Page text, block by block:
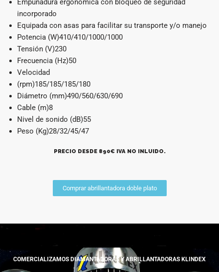
Empuñadura ergonómica con bloqueo de seguridad
incorporado
Equipada con asas para facilitar su transporte y/o manejo
Potencia (W)410/410/1000/1000
Tensión (V)230
Frecuencia (Hz)50
Velocidad
(rpm)185/185/185/180
Diámetro (mm)490/560/630/690
Cable (m)8
Nivel de sonido (dB)55
Peso (Kg)28/32/45/47
PRECIO DESDE 890€ IVA NO INLUIDO.
Comprar abrillantadora doble plato
COMERCIALIZAMOS DIAMANTADORAS Y ABRILLANTADORAS KLINDEX